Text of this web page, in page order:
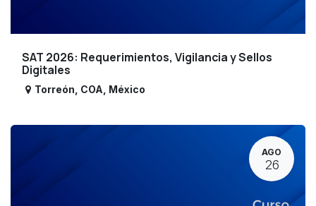
SAT 2026: Requerimientos, Vigilancia y Sellos
Digitales
Torreón COA México
AGO
26